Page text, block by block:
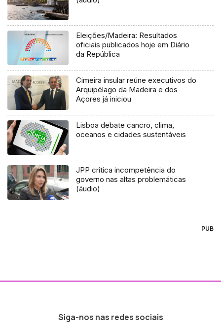
Eleições/Madeira: Resultados
oficiais publicados hoje em Diário
da República
Cimeira insular reúne executivos do
Arquipélago da Madeira e dos
Açores já iniciou
Lisboa debate cancro, clima,
oceanos e cidades sustentáveis
JPP critica incompetência do
governo nas altas problemáticas
(áudio)
PUB
Siga-nos nas redes sociais